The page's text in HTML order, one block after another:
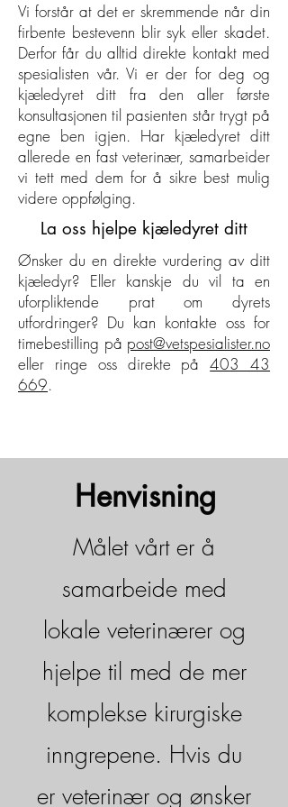
Vi forstår at det er skremmende når din
firbente bestevenn blir syk eller skadet.
Derfor får du alltid direkte kontakt med
spesialisten vår. Vi er der for deg og
kjæledyret ditt fra den aller første
konsultasjonen til pasienten står trygt på
egne ben igjen. Har kjæledyret ditt
allerede en fast veterinær, samarbeider
vi tett med dem for å sikre best mulig
videre oppfølging.
La oss hjelpe kjæledyret ditt
Ønsker du en direkte vurdering av ditt
kjæledyr? Eller kanskje du vil ta en
uforpliktende prat om dyrets
utfordringer? Du kan kontakte oss for
timebestilling på post@vetspesialister.no
eller ringe oss direkte på403 43
669.
Henvisning
Målet vårt er å
samarbeide med
lokale veterinærer og
hjelpe til med de mer
komplekse kirurgiske
inngrepene. Hvis du
er veterinær og ønsker